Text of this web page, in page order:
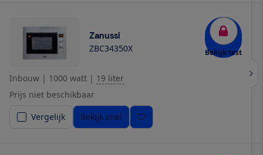
Zanussi
ZBC34350X Bekijk test
Inbouw | 1000 watt | 19 liter
Prijs niet beschikbaar
Vergelijk
Bekijk snel